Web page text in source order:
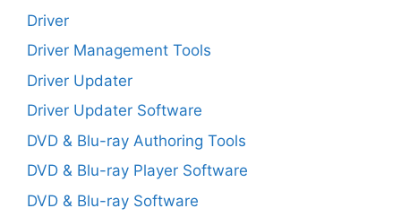
Driver
Driver Management Tools
Driver Updater
Driver Updater Software
DVD & Blu-ray Authoring Tools
DVD & Blu-ray Player Software
DVD & Blu-ray Software